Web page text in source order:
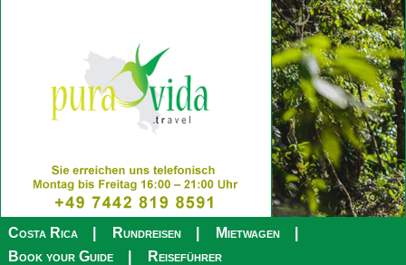
Costa Rica Rundreisen
Mietwagen
Book your Guide
Reiseführer